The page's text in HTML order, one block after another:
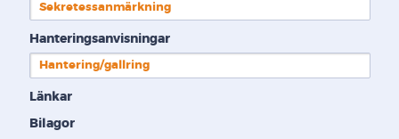
Sekretessanmärkning
Hanteringsanvisningar
Hantering/gallring
Länkar
Bilagor